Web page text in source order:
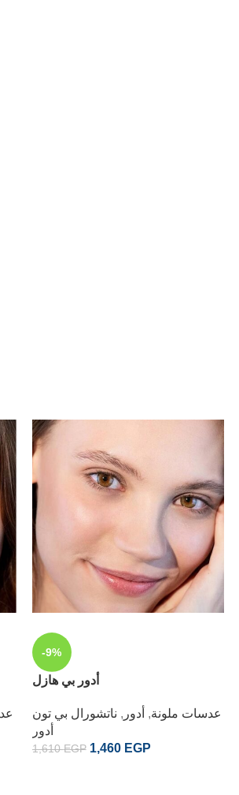
-9%
أدور بي هازل
عدسات ملونة, أدور , ناتشورال بي تون
أدور
1,610EGP 1,460 EGP